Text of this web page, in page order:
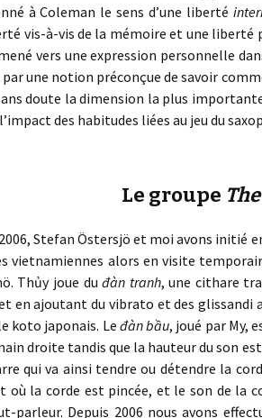
à Coleman le sens d’une liberté
vis-à-vis de la mémoire et une
vers une expression personnelle
une notion préconçue de savoir
doute la dimension la plus
des habitudes liées au jeu du
Le groupe
Stefan Östersjö et moi avons initié
vietnamiennes alors en visite
Thủy joue duđàn tranh, une cithare
en ajoutant du vibrato et des glissandi
koto japonais. Le đàn bầu, joué par My,
droite tandis que la hauteur du son
qui va ainsi tendre ou détendre la
où la corde est pincée, et le son de la
parleur. Depuis 2006 nous avons